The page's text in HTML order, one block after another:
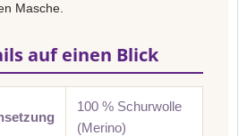
Masche.
auf einen Blick
100 % Schurwolle
(Merino)